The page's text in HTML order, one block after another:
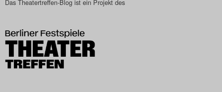
Das Theatertreffen-Blog
Das Theatertreffen-Blog ist ein Projekt des